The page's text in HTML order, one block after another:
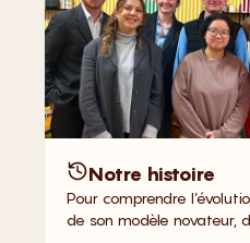
Notre histoire
Pour comprendre
de son modèle novateur,